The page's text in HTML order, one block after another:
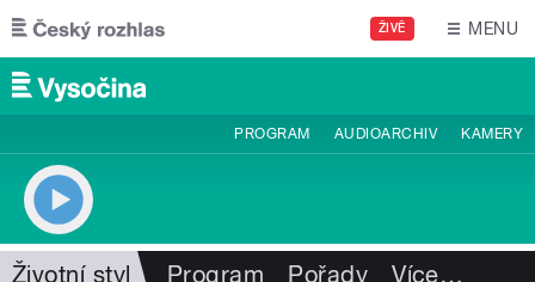
Přejít k hlavnímu obsahu
ŽIVĚ MENU
PROGRAM AUDIOARCHIV KAMERY
Životní styl Program Pořady Více…